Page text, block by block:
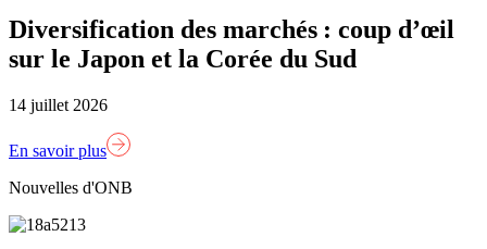
Diversification des marchés : coup d’œil
sur le Japon et la Corée du Sud
14 juillet 2026
En savoir plus
Nouvelles d'ONB